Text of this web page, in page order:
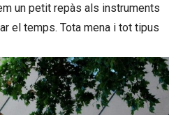
un petit repàs als instruments
el temps. Tota mena i tot tipus